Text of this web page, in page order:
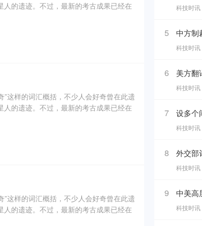
的遗迹。不过，最新的考古成果已经在
2号“祭祀坑”。2019年11月至2020年5
”这样的词汇概括，不少人会好奇曾在此遗
的遗迹。不过，最新的考古成果已经在
2号“祭祀坑”。2019年11月至2020年5
”这样的词汇概括，不少人会好奇曾在此遗
的遗迹。不过，最新的考古成果已经在
科技时讯
5 中方制
科技时讯
6 美方翻
科技时讯
7 设多个
科技时讯
8 外交部
科技时讯
9 中美高
科技时讯